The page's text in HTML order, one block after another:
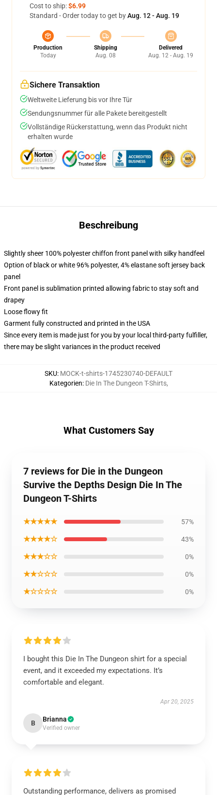
Cost to ship:$6.99
Standard - Order today to get byAug. 12 - Aug. 19
Production
Today
Shipping
Aug. 08
Delivered
Aug. 12 - Aug. 19
Sichere Transaktion
Weltweite Lieferung bis vor Ihre Tür
Sendungsnummer für alle Pakete bereitgestellt
Vollständige Rückerstattung, wenn das Produkt nicht
erhalten wurde
Beschreibung
Slightly sheer 100% polyester chiffon front panel with silky handfeel
Option of black or white 96% polyester, 4% elastane soft jersey back
panel
Front panel is sublimation printed allowing fabric to stay soft and
drapey
Loose flowy fit
Garment fully constructed and printed in the USA
Since every item is made just for you by your local third-party fulfiller,
there may be slight variances in the product received
SKU: MOCK-t-shirts-1745230740-DEFAULT
Kategorien: Die In The Dungeon T-Shirts,
What Customers Say
7 reviews for Die in the Dungeon
Survive the Depths Design Die In The
Dungeon T-Shirts
★★★★★ 57%
★★★★☆ 43%
★★★☆☆ 0%
★★☆☆☆ 0%
★☆☆☆☆ 0%
I bought this Die In The Dungeon shirt for a special
event, and it exceeded my expectations. It’s
comfortable and elegant.
Apr 20, 2025
B Brianna
Verified owner
Outstanding performance, delivers as promised